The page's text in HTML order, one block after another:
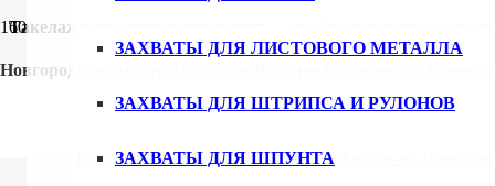
Новгород
НовгородНовосибирскОмскПермь
ЗАХВАТЫ ДЛЯ ЛИСТОВОГО МЕТАЛЛА
ЗАХВАТЫ ДЛЯ ШТРИПСА И РУЛОНОВ
ЗАХВАТЫ ДЛЯ ШПУНТА
Такелажные крючки для ремня
— это фиксирующие
Они позволяют надёжно закрепить ременную систему на
КРЮЧКИ ТАКЕЛАЖНЫЕ ДЛЯ